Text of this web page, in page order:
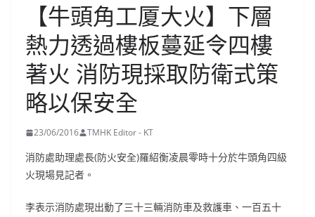
【牛頭角工厦大火】下層
熱力透過樓板蔓延令四樓
著火 消防現採取防衛式策
略以保安全
23/06/2016 TMHK Editor - KT
消防處助理處長(防火安全)羅紹衡凌晨零時十分於牛頭角四級
火現場見記者。
李表示消防處現出動了三十三輛消防車及救護車、一百五十